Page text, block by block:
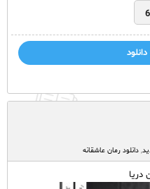
, دانلود رمان عاشقانه
دریا